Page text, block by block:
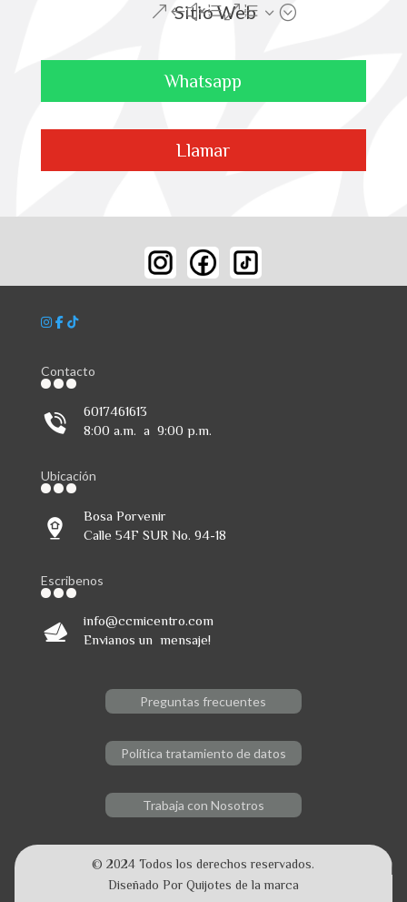
Sitio Web
Whatsapp
Llamar
Contacto
6017461613
8:00 a.m. a 9:00 p.m.
Ubicación
Bosa Porvenir
Calle 54F SUR No. 94-18
Escribenos
info@ccmicentro.com
Envianos un mensaje!
Preguntas frecuentes
Política tratamiento de datos
Trabaja con Nosotros
© 2024 Todos los derechos reservados.
Diseñado Por Quijotes de la marca